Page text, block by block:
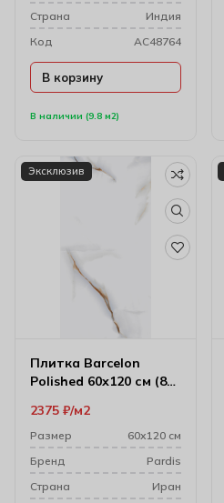
В наличии (9.8 м2)
Cтрана
Индия
Код
AC48764
В корзину
Эксклюзив
Плитка Barcelon
Polished 60х120 см (8
2375 ₽ м2
Размер
60х120 см
Бренд
Pardis
Cтрана
Иран